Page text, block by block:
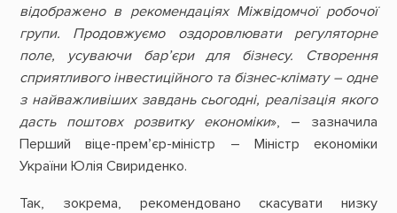
відображено в рекомендаціях Міжвідомчої робочої
групи. Продовжуємо оздоровлювати регуляторне
поле, усуваючи бар’єри для бізнесу. Створення
сприятливого інвестиційного та бізнес-клімату – одне
з найважливіших завдань сьогодні, реалізація якого
дасть поштовх розвитку економіки», – зазначила
Перший віце-прем’єр-міністр – Міністр економіки
України Юлія Свириденко.
Так, зокрема, рекомендовано скасувати низку